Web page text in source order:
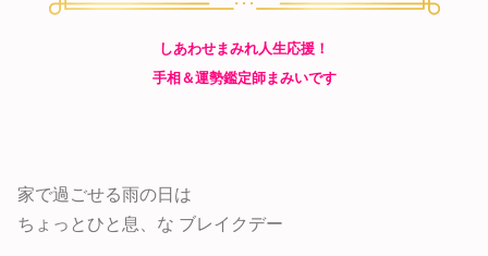
しあわせまみれ人生応援！
手相＆運勢鑑定師まみいです
家で過ごせる雨の日は
ちょっとひと息、な ブレイクデー